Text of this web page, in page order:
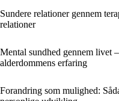
Sundere relationer gennem
relationer
Mental sundhed gennem livet
alderdommens erfaring
Forandring som mulighed: